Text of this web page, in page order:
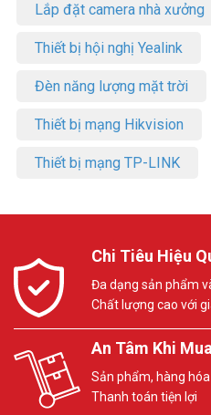
Lắp đặt camera nhà xưởng
Thiết bị hội nghị Yealink
Đèn năng lượng mặt trời
Thiết bị mạng Hikvision
Thiết bị mạng TP-LINK
Chi Tiêu Hiệu
Đa dạng sản phẩm
Chất lượng cao với
An Tâm Khi
Sản phẩm, hàng
Thanh toán tiện lợi